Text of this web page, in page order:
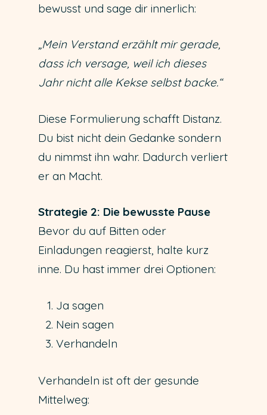
bewusst und sage dir innerlich:
„Mein Verstand erzählt mir gerade,
dass ich versage, weil ich dieses
Jahr nicht alle Kekse selbst backe.“
Diese Formulierung schafft Distanz.
Du bist nicht dein Gedanke sondern
du nimmst ihn wahr. Dadurch verliert
er an Macht.
Strategie 2: Die bewusste Pause
Bevor du auf Bitten oder
Einladungen reagierst, halte kurz
inne. Du hast immer drei Optionen:
Ja sagen
Nein sagen
Verhandeln
Verhandeln ist oft der gesunde
Mittelweg: